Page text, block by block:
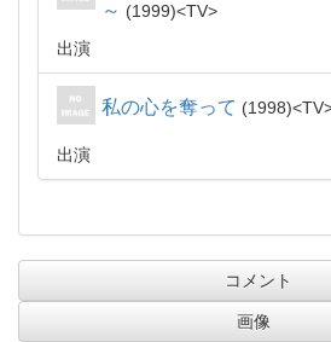
～ 1999
TV
出演
私の心を奪って 1998 TV
出演
コメント
画像